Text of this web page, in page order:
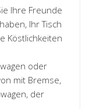
Ihre Freunde
Ihr Tisch
Köstlichkeiten
oder
mit Bremse,
der